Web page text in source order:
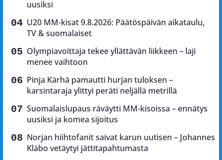
uusiksi
U20 MM-kisat 9.8.2026: Päätöspäivän aikataulu,
TV & suomalaiset
Olympiavoittaja tekee yllättävän liikkeen – laji
menee vaihtoon
Pinja Kärhä pamautti hurjan tuloksen –
karsintaraja ylittyi peräti neljällä metrillä
Suomalaislupaus räväytti MM-kisoissa – ennätys
uusiksi ja komea sijoitus
Norjan hiihtofanit saivat karun uutisen – Johannes
Kläbo vetäytyi jättitapahtumasta